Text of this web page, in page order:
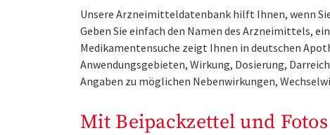
Unsere Arzneimitteldatenbank hilft Ihnen, wenn
Geben Sie einfach den Namen des Arzneimittels,
Medikamentensuche zeigt Ihnen in deutschen
Anwendungsgebieten, Wirkung, Dosierung,
Angaben zu möglichen Nebenwirkungen,
Mit Beipackzettel und Fotos